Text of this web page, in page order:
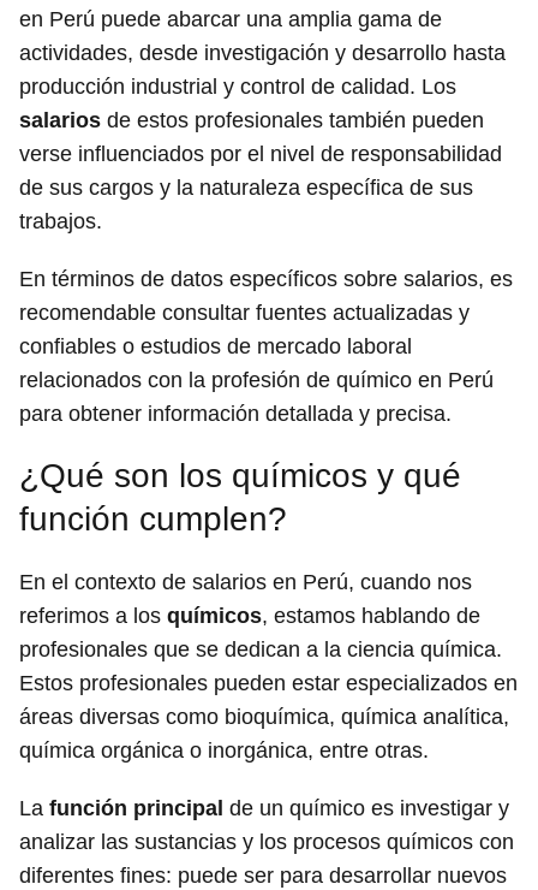
en Perú puede abarcar una amplia gama de
actividades, desde investigación y desarrollo hasta
producción industrial y control de calidad. Los
salarios de estos profesionales también pueden
verse influenciados por el nivel de responsabilidad
de sus cargos y la naturaleza específica de sus
trabajos.
En términos de datos específicos sobre salarios, es
recomendable consultar fuentes actualizadas y
confiables o estudios de mercado laboral
relacionados con la profesión de químico en Perú
para obtener información detallada y precisa.
¿Qué son los químicos y qué
función cumplen?
En el contexto de salarios en Perú, cuando nos
referimos a los químicos, estamos hablando de
profesionales que se dedican a la ciencia química.
Estos profesionales pueden estar especializados en
áreas diversas como bioquímica, química analítica,
química orgánica o inorgánica, entre otras.
La función principal de un químico es investigar y
analizar las sustancias y los procesos químicos con
diferentes fines: puede ser para desarrollar nuevos